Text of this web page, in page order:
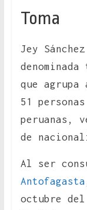
Toma
Jey
denominada
que
51
peruanas,
de
Al ser
Antofagasta
octubre